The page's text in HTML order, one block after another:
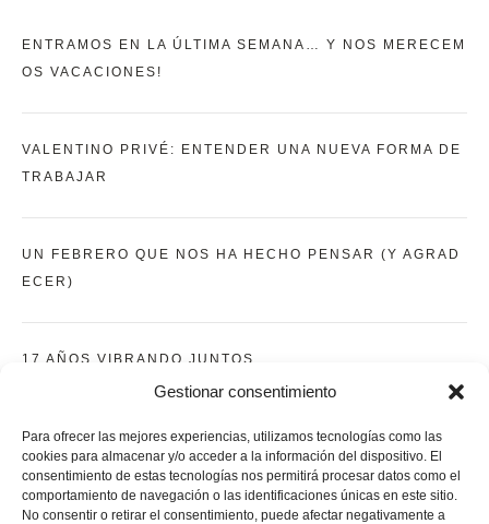
Gestionar consentimiento
Para ofrecer las mejores experiencias, utilizamos tecnologías como las
cookies para almacenar y/o acceder a la información del dispositivo. El
consentimiento de estas tecnologías nos permitirá procesar datos como el
comportamiento de navegación o las identificaciones únicas en este sitio.
No consentir o retirar el consentimiento, puede afectar negativamente a
ENTRAMOS EN LA ÚLTIMA SEMANA… Y NOS MERECEM
OS VACACIONES!
VALENTINO PRIVÉ: ENTENDER UNA NUEVA FORMA DE
TRABAJAR
UN FEBRERO QUE NOS HA HECHO PENSAR (Y AGRAD
ECER)
17 AÑOS VIBRANDO JUNTOS
CUANDO EL CORAZÓN MIRA HACIA ATRÁS